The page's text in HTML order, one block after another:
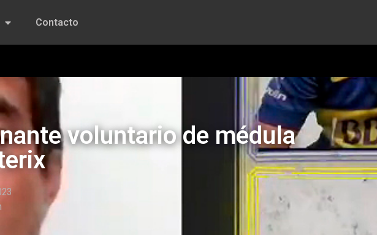
Contacto
voluntario de médula